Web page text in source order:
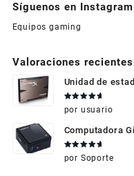
Síguenos en Instagram
Equipos gaming
Valoraciones recientes
Unidad de
Valorado
en5 de 5
por usuario
Computadora
BXBT-2807 +
Windows 10
Valorado
en5 de 5
por Soporte